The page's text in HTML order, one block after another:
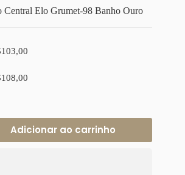
Central Elo Grumet-98 Banho Ouro
103,00
108,00
Adicionar ao carrinho